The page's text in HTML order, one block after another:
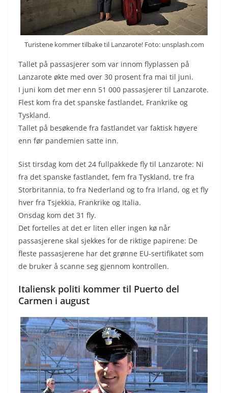
Turistene kommer tilbake til Lanzarote! Foto: unsplash.com
Tallet på passasjerer som var innom flyplassen på
Lanzarote økte med over 30 prosent fra mai til juni.
I juni kom det mer enn 51 000 passasjerer til Lanzarote.
Flest kom fra det spanske fastlandet, Frankrike og
Tyskland.
Tallet på besøkende fra fastlandet var faktisk høyere
enn før pandemien satte inn.
Sist tirsdag kom det 24 fullpakkede fly til Lanzarote: Ni
fra det spanske fastlandet, fem fra Tyskland, tre fra
Storbritannia, to fra Nederland og to fra Irland, og et fly
hver fra Tsjekkia, Frankrike og Italia.
Onsdag kom det 31 fly.
Det fortelles at det er liten eller ingen kø når
passasjerene skal sjekkes for de riktige papirene: De
fleste passasjerene har det grønne EU-sertifikatet som
de bruker å scanne seg gjennom kontrollen.
Italiensk politi kommer til Puerto del
Carmen i august